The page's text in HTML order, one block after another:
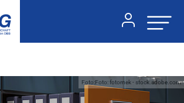
Foto:Foto: fotomek - stock.adobe.com